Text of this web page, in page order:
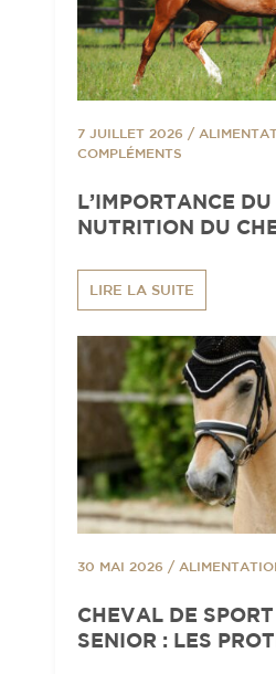
7 JUILLET 2026 /
COMPLÉMENTS
L’IMPORTANCE
NUTRITION DU
LIRE LA SUITE
30 MAI 2026 /
CHEVAL DE
SENIOR : LES